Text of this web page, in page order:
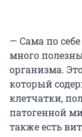
— Сама по
много
организма.
который
клетчатки,
патогенной
также есть